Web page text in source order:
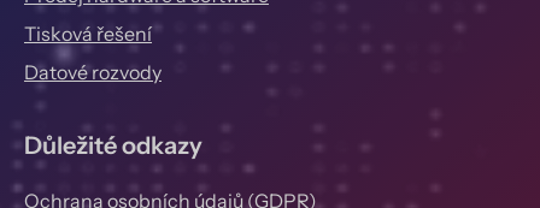
Tisková řešení
Datové rozvody
Důležité odkazy
Ochrana osobních údajů (GDPR)